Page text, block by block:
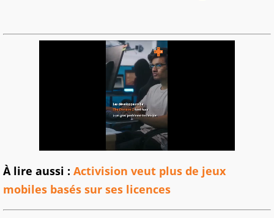
À lire aussi : Activision veut plus de jeux
mobiles basés sur ses licences